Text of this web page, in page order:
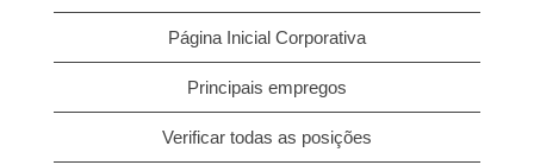
Página Inicial Corporativa
Principais empregos
Verificar todas as posições